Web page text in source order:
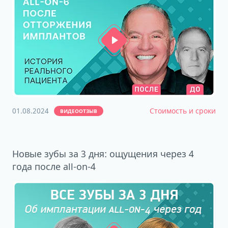
01.08.2024 ВИДЕООТЗЫВ Стоимость и сроки
Новые зубы за 3 дня: ощущения через 4
года после all-on-4